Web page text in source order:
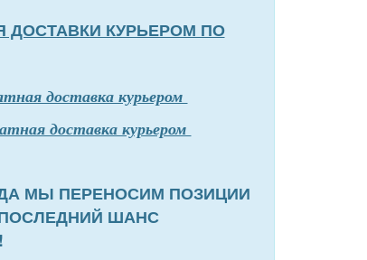
КУРЬЕРОМ ПО
доставка курьером
доставка курьером
МЫ ПЕРЕНОСИМ ПОЗИЦИИ
ШАНС